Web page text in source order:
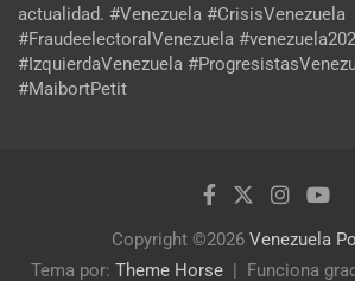
actualidad. #Venezuela #CrisisVenezuela
#FraudeelectoralVenezuela
#IzquierdaVenezuela
#MaibortPetit
Copyright ©2026 Venezuela
Tema por: Theme Horse Funciona